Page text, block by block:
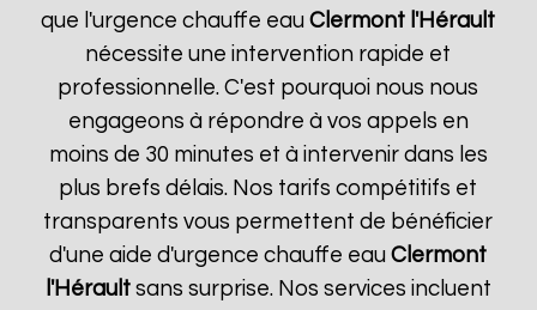
que l'urgence chauffe eauClermont l'Hérault
nécessite une intervention rapide et
professionnelle. C'est pourquoi nous nous
engageons à répondre à vos appels en
moins de 30 minutes et à intervenir dans les
plus brefs délais. Nos tarifs compétitifs et
transparents vous permettent de bénéficier
d'une aide d'urgence chauffe eauClermont
l'Héraultsans surprise. Nos services incluent